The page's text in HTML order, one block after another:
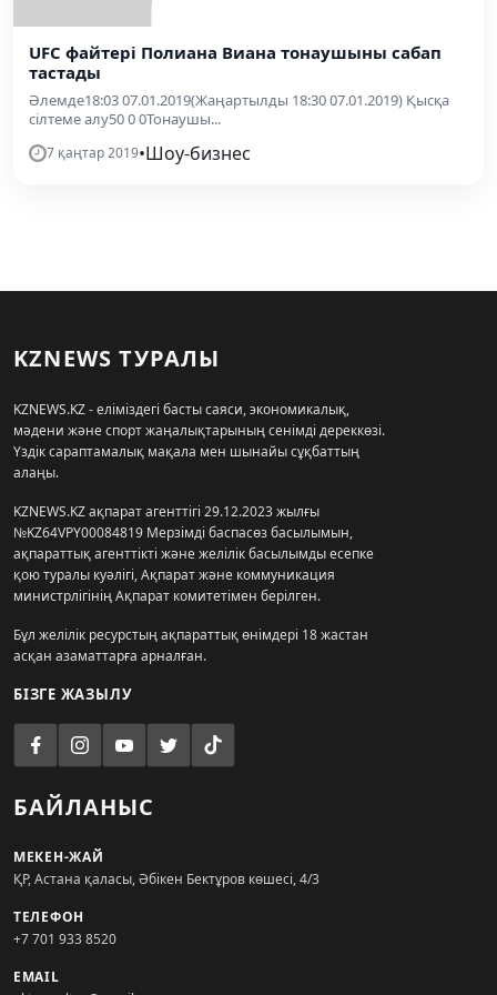
UFC файтері Полиана Виана тонаушыны сабап
тастады
Әлемде18:03 07.01.2019(Жаңартылды 18:30 07.01.2019) Қысқа
сілтеме алу50 0 0Тонаушы...
7 қаңтар 2019•Шоу-бизнес
KZNEWS ТУРАЛЫ
KZNEWS.KZ - еліміздегі басты саяси, экономикалық,
мәдени және спорт жаңалықтарының сенімді дереккөзі.
Үздік сараптамалық мақала мен шынайы сұқбаттың
алаңы.
KZNEWS.KZ ақпарат агенттігі 29.12.2023 жылғы
№KZ64VPY00084819 Мерзімді баспасөз басылымын,
ақпараттық агенттікті және желілік басылымды есепке
қою туралы куәлігі, Ақпарат және коммуникация
министрлігінің Ақпарат комитетімен берілген.
Бұл желілік ресурстың ақпараттық өнімдері 18 жастан
асқан азаматтарға арналған.
БІЗГЕ ЖАЗЫЛУ
БАЙЛАНЫС
МЕКЕН-ЖАЙ
ҚР, Астана қаласы, Әбікен Бектұров көшесі, 4/3
ТЕЛЕФОН
+7 701 933 8520
EMAIL